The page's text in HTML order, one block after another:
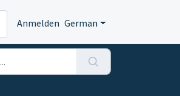
Anmelden German